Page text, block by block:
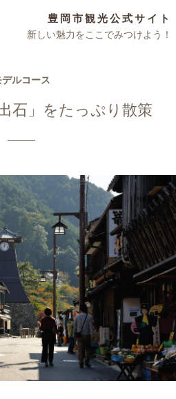
豊岡市観光公式サイト
新しい魅力をここでみつけよう！
デルコース
石」をたっぷり散策